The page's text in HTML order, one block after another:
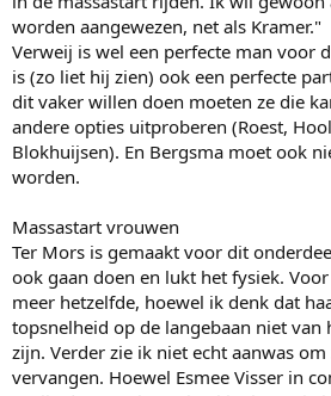
worden aangewezen, net als Kramer."
Verweij is wel een perfecte man voor
is (zo liet hij zien) ook een perfecte
dit vaker willen doen moeten ze die
andere opties uitproberen (Roest,
Blokhuijsen). En Bergsma moet ook
worden.
Massastart vrouwen
Ter Mors is gemaakt voor dit
ook gaan doen en lukt het fysiek.
meer hetzelfde, hoewel ik denk dat
topsnelheid op de langebaan niet van
zijn. Verder zie ik niet echt aanwas om
vervangen. Hoewel Esmee Visser in